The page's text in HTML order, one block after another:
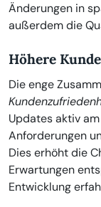
Änderungen in
außerdem die
Höhere
Die enge
Updates aktiv
Anforderungen
Dies erhöht die
Erwartungen
Entwicklung